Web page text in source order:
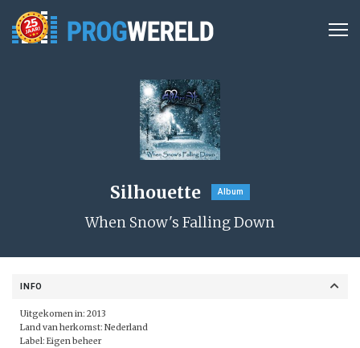
Silhouette Album
When Snow's Falling Down
INFO
Uitgekomen in: 2013
Land van herkomst: Nederland
Label: Eigen beheer